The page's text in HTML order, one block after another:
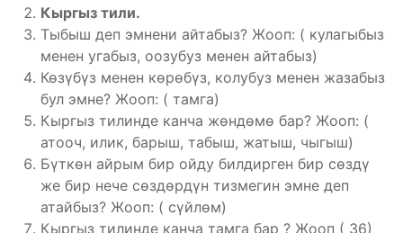
Кыргыз тили.
Тыбыш деп эмнени айтабыз? Жооп: ( кулагыбыз
менен угабыз, оозубуз менен айтабыз)
Көзүбүз менен көрөбүз, колубуз менен жазабыз
бул эмне? Жооп: ( тамга)
Кыргыз тилинде канча жөндөмө бар? Жооп: (
атооч, илик, барыш, табыш, жатыш, чыгыш)
Бүткөн айрым бир ойду билдирген бир сөздү
же бир нече сөздөрдүн тизмегин эмне деп
атайбыз? Жооп: ( сүйлөм)
Кыргыз тилинде канча тамга бар ? Жооп ( 36)